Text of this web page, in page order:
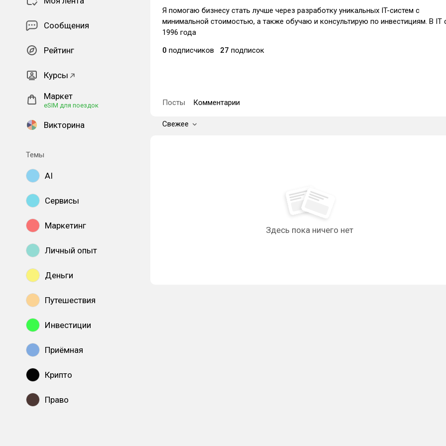
Сообщения
Рейтинг
Курсы
Маркет
eSIM для поездок
Викторина
Темы
AI
Сервисы
Маркетинг
Личный опыт
Деньги
Путешествия
Инвестиции
Приёмная
Крипто
Право
Я помогаю бизнесу стать лучше через разработку уникальных IT-систем с
минимальной стоимостью, а также обучаю и консультирую по инвестициям. В IT
1996 года
0 подписчиков 27 подписок
Посты Комментарии
Свежее
Здесь пока ничего нет